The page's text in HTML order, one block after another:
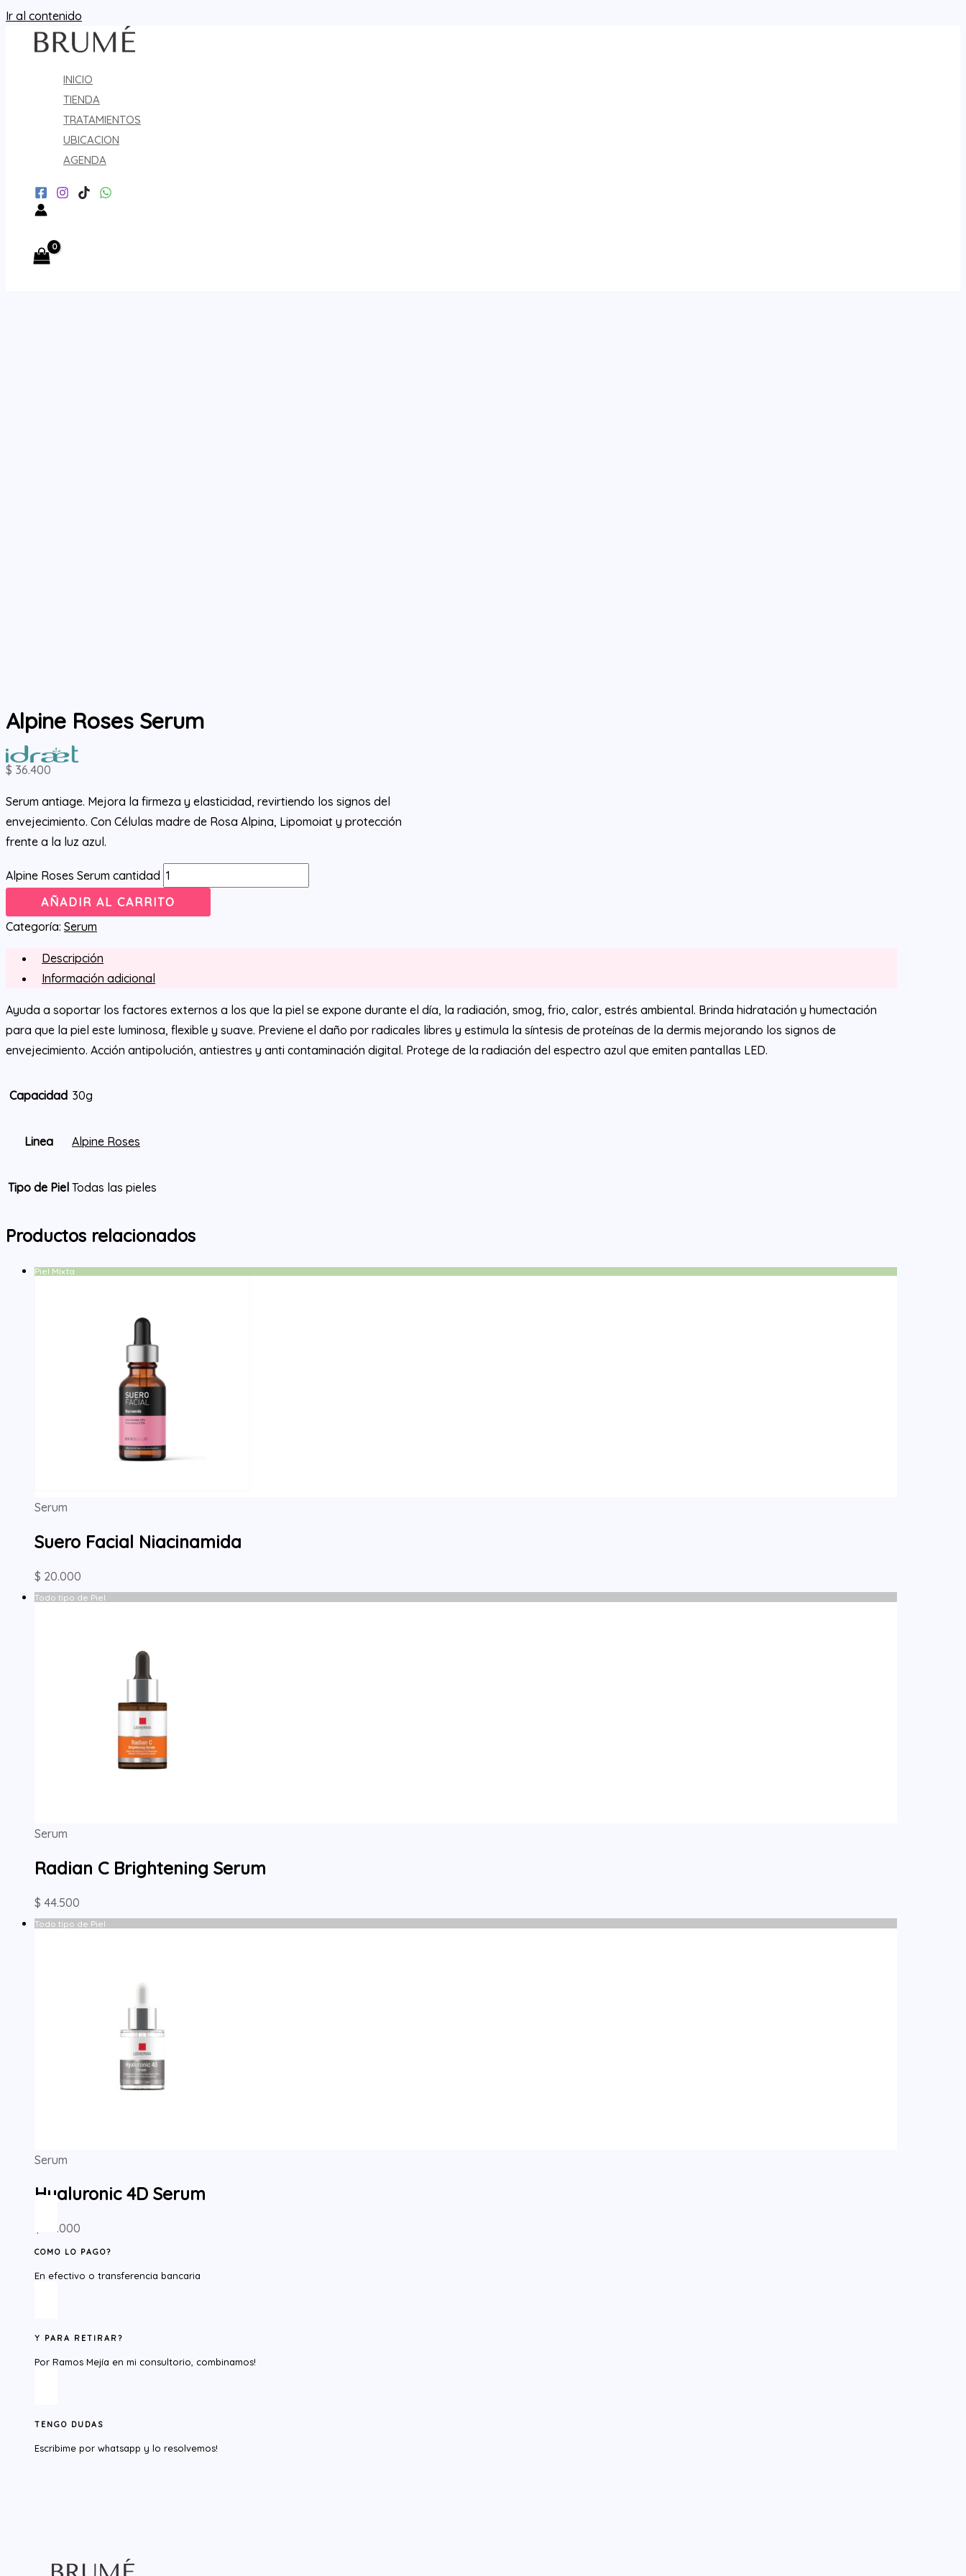
Ir al contenido
INICIO
TIENDA
TRATAMIENTOS
UBICACION
AGENDA
Alpine Roses Serum
$ 36.400
Serum antiage. Mejora la firmeza y elasticidad, revirtiendo los signos del
envejecimiento. Con Células madre de Rosa Alpina, Lipomoiat y protección
frente a la luz azul.
Alpine Roses Serum cantidad
AÑADIR AL CARRITO
Categoría: Serum
Descripción
Información adicional
Ayuda a soportar los factores externos a los que la piel se expone durante el día, la radiación, smog, frio, calor, estrés ambiental. Brinda hidratación y humectación
para que la piel este luminosa, flexible y suave. Previene el daño por radicales libres y estimula la síntesis de proteínas de la dermis mejorando los signos de
envejecimiento. Acción antipolución, antiestres y anti contaminación digital. Protege de la radiación del espectro azul que emiten pantallas LED.
Capacidad 30g
Linea Alpine Roses
Tipo de Piel Todas las pieles
Productos relacionados
Piel Mixta
Serum
Suero Facial Niacinamida
$ 20.000
Todo tipo de Piel
Serum
Radian C Brightening Serum
$ 44.500
Todo tipo de Piel
Serum
Hyaluronic 4D Serum
46.000
COMO LO PAGO?
En efectivo o transferencia bancaria
Y PARA RETIRAR?​
Por Ramos Mejía en mi consultorio, combinamos!
TENGO DUDAS
Escribime por whatsapp y lo resolvemos!​